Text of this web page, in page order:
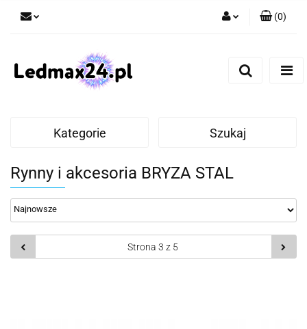
(0)
Kategorie Szukaj
Rynny i akcesoria BRYZA STAL